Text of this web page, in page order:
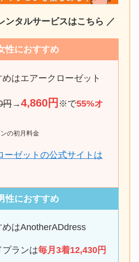
ンタルサービスはこちら ／
性におすすめ
はエアークローゼット
円→4,860円 ※で55%オ
の初月料金
ーゼットの公式サイトは
性におすすめ
はAnotherADdress
プランは毎月3着12,430円